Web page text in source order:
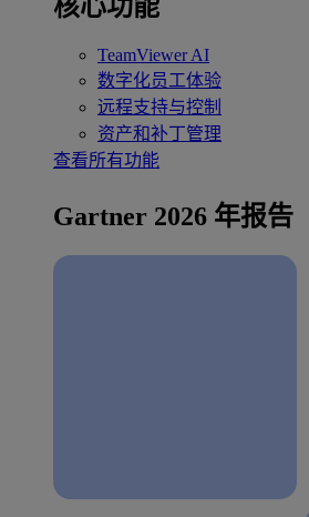
核心功能
TeamViewer AI
数字化员工体验
远程支持与控制
资产和补丁管理
查看所有功能
Gartner 2026 年报告